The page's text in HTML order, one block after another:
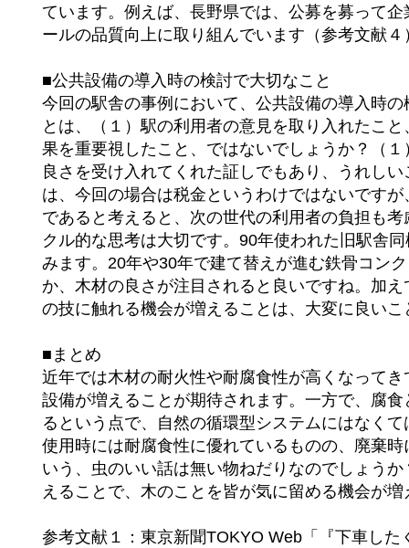
ています。例えば、長野県では、公募を募って
ールの品質向上に取り組んでいます（参考文献４
■公共設備の導入時の検討で大切なこと
今回の駅舎の事例において、公共設備の導入時
とは、（１）駅の利用者の意見を取り入れたこ
果を重要視したこと、ではないでしょうか？（
良さを受け入れてくれた証しでもあり、うれし
は、今回の場合は税金というわけではないです
であると考えると、次の世代の利用者の負担も
クル的な思考は大切です。90年使われた旧駅舎
みます。20年や30年で建て替えが進む鉄骨コン
か、木材の良さが注目されると良いですね。加
の技に触れる機会が増えることは、大変に良い
■まとめ
近年では木材の耐火性や耐腐食性が高くなって
設備が増えることが期待されます。一方で、腐
るという点で、自然の循環型システムにはなく
使用時には耐腐食性に優れているものの、廃棄
いう、虫のいい話は無い物ねだりなのでしょう
えることで、木のことを皆が気に留める機会が
参考文献１：東京新聞TOKYO Web「『下車し